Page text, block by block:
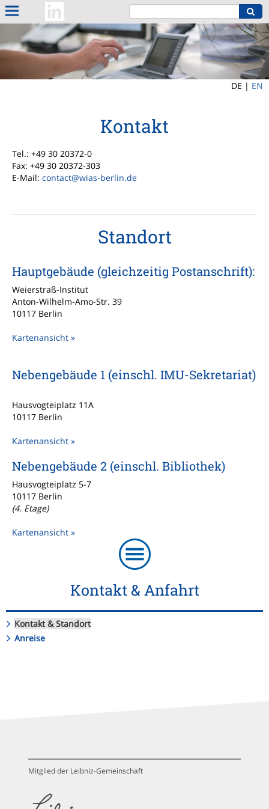
DE | EN
Kontakt
Tel.: +49 30 20372-0
Fax: +49 30 20372-303
E-Mail: contact@wias-berlin.de
Standort
Hauptgebäude (gleichzeitig Postanschrift):
Weierstraß-Institut
Anton-Wilhelm-Amo-Str. 39
10117 Berlin
Kartenansicht »
Nebengebäude 1 (einschl. IMU-Sekretariat)
Hausvogteiplatz 11A
10117 Berlin
Kartenansicht »
Nebengebäude 2 (einschl. Bibliothek)
Hausvogteiplatz 5-7
10117 Berlin
(4. Etage)
Kartenansicht »
Kontakt & Anfahrt
Kontakt & Standort
Anreise
Mitglied der Leibniz-Gemeinschaft